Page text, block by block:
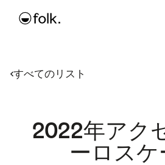
すべてのリスト
2022年アク
ーロスケ